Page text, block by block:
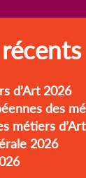
d’Art 2026
métiers d’Art
2026